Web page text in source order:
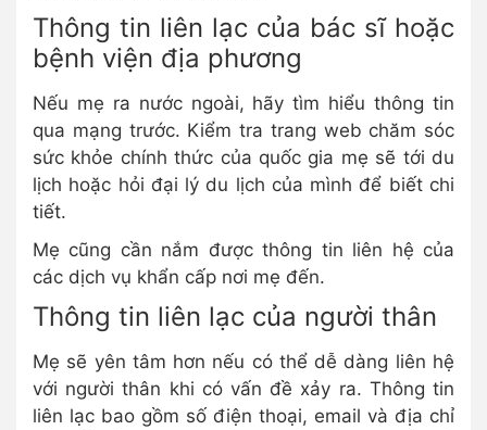
Thông tin liên lạc của bác sĩ hoặc
bệnh viện địa phương
Nếu mẹ ra nước ngoài, hãy tìm hiểu thông tin
qua mạng trước. Kiểm tra trang web chăm sóc
sức khỏe chính thức của quốc gia mẹ sẽ tới du
lịch hoặc hỏi đại lý du lịch của mình để biết chi
tiết.
Mẹ cũng cần nắm được thông tin liên hệ của
các dịch vụ khẩn cấp nơi mẹ đến.
Thông tin liên lạc của người thân
Mẹ sẽ yên tâm hơn nếu có thể dễ dàng liên hệ
với người thân khi có vấn đề xảy ra. Thông tin
liên lạc bao gồm số điện thoại, email và địa chỉ